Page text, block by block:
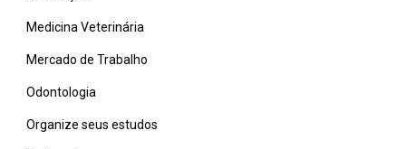
Medicina Veterinária
Mercado de Trabalho
Odontologia
Organize seus estudos